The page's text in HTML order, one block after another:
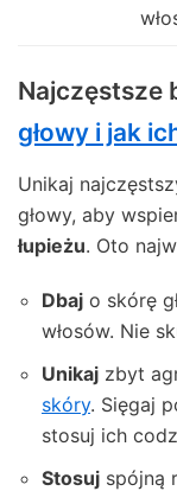
Najczęstsze
głowy i jak
Unikaj
głowy, aby
łupieżu. Oto
Dbaj o skórę
włosów. Nie
Unikaj zbyt
skóry. Sięgaj
stosuj ich
Stosuj spójną